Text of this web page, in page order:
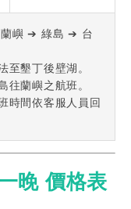
嶼 ➔ 綠島 ➔ 台
墾丁後壁湖。
蘭嶼之航班。
時間依客服人員回
晚 價格表